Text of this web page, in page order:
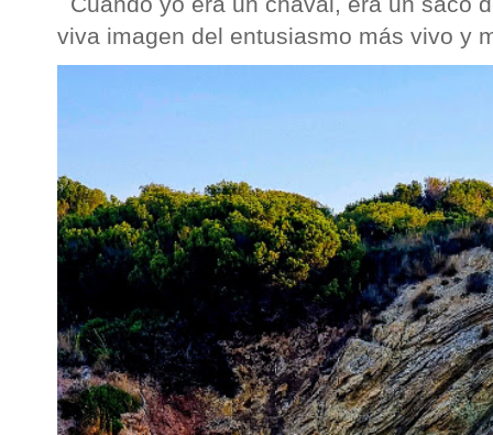
viva imagen del entusiasmo más vivo y